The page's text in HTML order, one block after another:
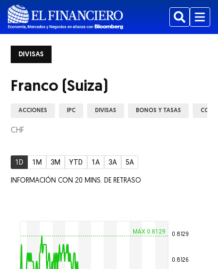
BuscarMenu
DIVISAS
Franco (Suiza)
ACCIONES IPC DIVISAS BONOS Y TASAS
CHF
1D 1M 3M YTD 1A 3A 5A
INFORMACIÓN CON 20 MINS. DE RETRASO
MÁX 0.8129
0.8126
0.8129